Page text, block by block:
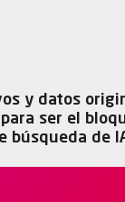
y datos
ser el
búsqueda de